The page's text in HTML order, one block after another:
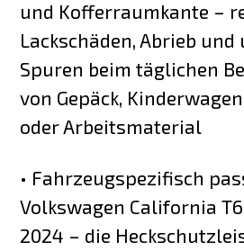
und Kofferraumkante –
Lackschäden, Abrieb und
Spuren beim täglichen
von Gepäck,
oder Arbeitsmaterial
• Fahrzeugspezifisch
Volkswagen California
2024 – die